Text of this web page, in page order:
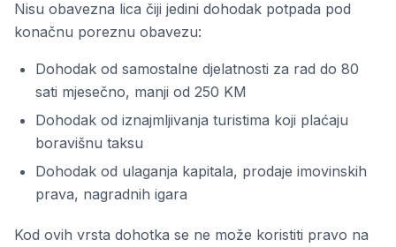
Nisu obavezna lica čiji jedini dohodak potpada pod
konačnu poreznu obavezu:
Dohodak od samostalne djelatnosti za rad do 80
sati mjesečno, manji od 250 KM
Dohodak od iznajmljivanja turistima koji plaćaju
boravišnu taksu
Dohodak od ulaganja kapitala, prodaje imovinskih
prava, nagradnih igara
Kod ovih vrsta dohotka se ne može koristiti pravo na